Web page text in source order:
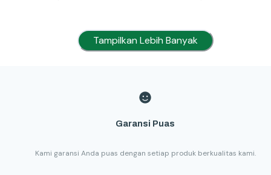
Tampilkan Lebih Banyak
Garansi Puas
Kami garansi Anda puas dengan setiap produk berkualitas kami.